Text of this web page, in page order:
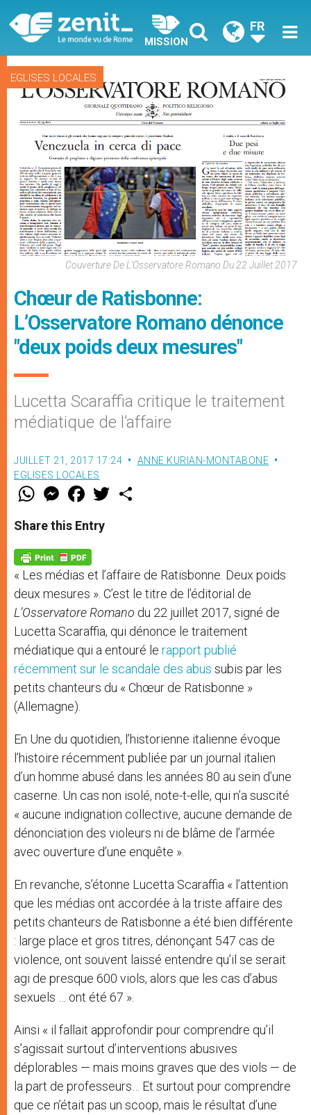
MISSION
FR
EGLISES LOCALES
Couverture De L'Osservatore Romano Du 22 Juillet 2017
Chœur de Ratisbonne:
L’Osservatore Romano dénonce
"deux poids deux mesures"
Lucetta Scaraffia critique le traitement
médiatique de l’affaire
JUILLET 21, 2017 17:24
ANNE KURIAN-MONTABONE
EGLISES LOCALES
W
t
s
p
p
M
e
s
e
g
e
r
F
a
e
b
o
k
w
Share this Entry
« Les médias et l’affaire de Ratisbonne. Deux poids
deux mesures ». C’est le titre de l’éditorial de
L’Osservatore Romano du 22 juillet 2017, signé de
Lucetta Scaraffia, qui dénonce le traitement
médiatique qui a entouré le rapport publié
récemment sur le scandale des abus subis par les
petits chanteurs du « Chœur de Ratisbonne »
(Allemagne).
En Une du quotidien, l’historienne italienne évoque
l’histoire récemment publiée par un journal italien
d’un homme abusé dans les années 80 au sein d’une
caserne. Un cas non isolé, note-t-elle, qui n’a suscité
« aucune indignation collective, aucune demande de
dénonciation des violeurs ni de blâme de l’armée
avec ouverture d’une enquête ».
En revanche, s’étonne Lucetta Scaraffia « l’attention
que les médias ont accordée à la triste affaire des
petits chanteurs de Ratisbonne a été bien différente
: large place et gros titres, dénonçant 547 cas de
violence, ont souvent laissé entendre qu’il se serait
agi de presque 600 viols, alors que les cas d’abus
sexuels … ont été 67 ».
Ainsi « il fallait approfondir pour comprendre qu’il
s’agissait surtout d’interventions abusives
déplorables — mais moins graves que des viols — de
la part de professeurs… Et surtout pour comprendre
que ce n’était pas un scoop, mais le résultat d’une